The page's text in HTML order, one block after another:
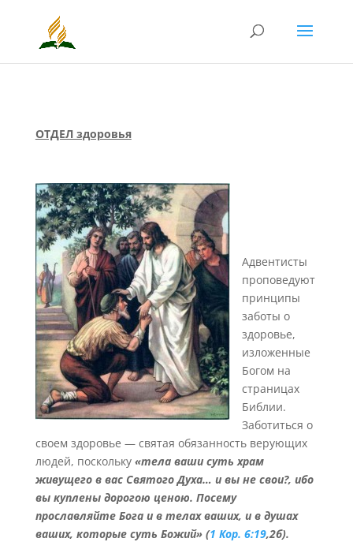
ОТДЕЛ здоровья
Адвентисты
проповедуют
принципы
заботы о
здоровье,
изложенные
Богом на
страницах
Библии.
Заботиться о
своем здоровье — святая обязанность верующих
людей, поскольку «тела ваши суть храм
живущего в вас Святого Духа… и вы не свои?, ибо
вы куплены дорогою ценою. Посему
прославляйте Бога и в телах ваших, и в душах
ваших, которые суть Божий» (1 Кор. 6:19,2б).